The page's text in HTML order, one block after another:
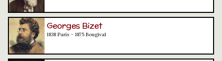
Georges Bizet
1838 París - 1875 Bougival